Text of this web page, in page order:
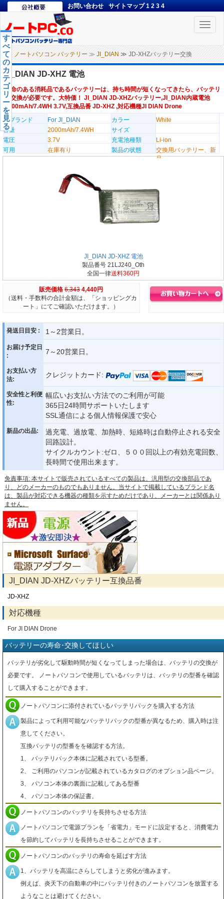
お問い合わせ サイトマップ 1 2 3 4
Toggle
ノートパソコン バッテリー ≫ JI_DIAN ≫ JD-XHZバッテリー交換
す
べ
て
の
カ
テ
ゴ
リ
ー
を
見
る
JI_DIAN JD-XHZ 電池
寿命のある消耗品であるバッテリーは、持ち時間が短くなってきたら、バッテリ
ー交換が必要です。大特価！ JI_DIAN JD-XHZバッテリー,JI_DIAN内蔵電池
2000mAh/7.4WH 3.7V,互換品番 JD-XHZ ,対応機種JI DIAN Drone
のブランド
For JI_DIAN カラー
White
容量
2000mAh/7.4WH
サイズ
電圧
3.7V 充電池種類
Li-ion
可用
在庫有り 製品の状態
交換用バッテリー、新
品
JI_DIAN JD-XHZ 電池
製品番号 21LJ240_Oth
全国一律送料360円
販売価格 6,343 4,440円
（送料・手数料の合計金額は、「ショッピングカ
ート」にてご確認いただけます。）
発送日目安 : 1～2営業日。
お届け予定日
:
7～20営業日。
お支払い方
法:
クレジットカード:
安全性と利便
性:
幅広いお支払い方法でのご利用が可能
365日24時間サポートいたします
SSL通信による個人情報保護で安心
新品の出品:
過充電、過放電、加熱時、短絡時は自動停止される安全
回路設計。
サイクルカウント:ゼロ、５００回以上の有効充電回数、
長時間で使用出来ます。
免責事項: 本サイトで販売されているすべての製品は、汎用型の交換部品であ
り、どのメーカーのものでもありません。当サイトで掲載しているブランド名
は、製品が対応できる機器の種類を示すためだけであり、メーカーとは関係あり
ません。
JI_DIAN JD-XHZバッテリー互換品番
JD-XHZ
対応機種
For JI DIAN Drone
バッテリーの寿命･交換してほしい
バッテリが劣化して駆動時間が短くなってしまった場合は、バッテリの交換が
必要です。 ノートパソコンで使用しているバッテリは、バッテリの型番を確認
して購入することができます。
ノートパソコンに添付されているバッテリパックを購入する方法
製品によって利用可能なバッテリパックの型番が異なるため、購入時は注
意してください。
互換バッテリの型番をを確認する方法。
1、 バッテリパック本体に記載されている型番。
2、 ご利用のパソコンが記載されているカタログのオプション品ページ。
3、 パソコン本体の裏面に記載してある型番
4、 パソコン本体の保証書。
ノートパソコンのバッテリを長持ちさせる方法
ノートパソコンで電源プランを「省電力」モードに設定すると、消費電力
を節約してバッテリを長持ちさせることができます。
ノートパソコンのバッテリの寿命を延ばす方法
1、バッテリを高温にさらしてしまうと劣化が進みます。
例えば、炎天下の自動車の中にバッテリ付きのノートパソコンを放置する
ようなことは避けてください。